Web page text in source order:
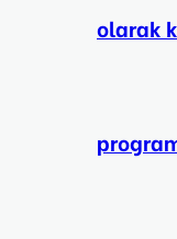
olarak